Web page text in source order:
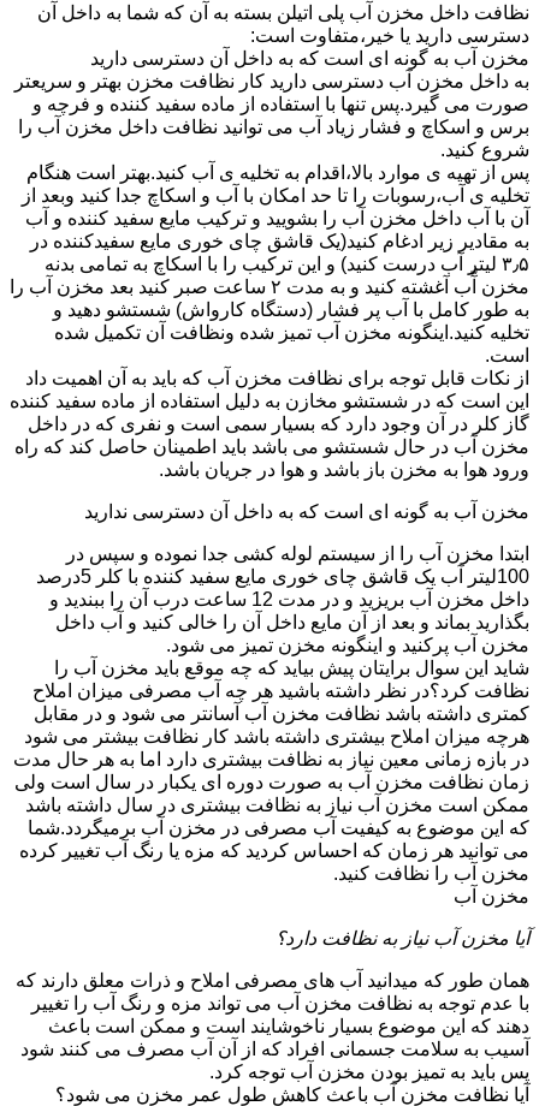
نظافت داخل مخزن آب پلی اتیلن بسته به آن که شما به داخل آن
دسترسی دارید یا خیر،متفاوت است:
مخزن آب به گونه ای است که به داخل آن دسترسی دارید
به داخل مخزن آب دسترسی دارید کار نظافت مخزن بهتر و سریعتر
صورت می گیرد.پس تنها با استفاده از ماده سفید کننده و فرچه و
برس و اسکاچ و فشار زیاد آب می توانید نظافت داخل مخزن آب را
شروع کنید.
پس از تهیه ی موارد بالا،اقدام به تخلیه ی آب کنید.بهتر است هنگام
تخلیه ی آب،رسوبات را تا حد امکان با آب و اسکاچ جدا کنید وبعد از
آن با آب داخل مخزن آب را بشویید و ترکیب مایع سفید کننده و آب
به مقادیر زیر ادغام کنید(یک قاشق چای خوری مایع سفیدکننده در
۳٫۵ لیتر آب درست کنید) و این ترکیب را با اسکاچ به تمامی بدنه
مخزن آّب آغشته کنید و به مدت ۲ ساعت صبر کنید بعد مخزن آب را
به طور کامل با آب پر فشار (دستگاه کارواش) شستشو دهید و
تخلیه کنید.اینگونه مخزن آب تمیز شده ونظافت آن تکمیل شده
است.
از نکات قابل توجه برای نظافت مخزن آب که باید به آن اهمیت داد
این است که در شستشو مخازن به دلیل استفاده از ماده سفید کننده
گاز کلر در آن وجود دارد که بسیار سمی است و نفری که در داخل
مخزن آب در حال شستشو می باشد باید اطمینان حاصل کند که راه
ورود هوا به مخزن باز باشد و هوا در جریان باشد.
مخزن آب به گونه ای است که به داخل آن دسترسی ندارید
ابتدا مخزن آب را از سیستم لوله کشی جدا نموده و سپس در
100لیتر آب یک قاشق چای خوری مایع سفید کننده با کلر 5درصد
داخل مخزن آب بریزید و در مدت 12 ساعت درب آن را ببندید و
بگذارید بماند و بعد از آن مایع داخل آن را خالی کنید و آب داخل
مخزن آب پرکنید و اینگونه مخزن تمیز می شود.
شاید این سوال برایتان پیش بیاید که چه موقع باید مخزن آب را
نظافت کرد؟در نظر داشته باشید هر چه آب مصرفی میزان املاح
کمتری داشته باشد نظافت مخزن آب آسانتر می شود و در مقابل
هرچه میزان املاح بیشتری داشته باشد کار نظافت بیشتر می شود
در بازه زمانی معین نیاز به نظافت بیشتری دارد اما به هر حال مدت
زمان نظافت مخزن آب به صورت دوره ای یکبار در سال است ولی
ممکن است مخزن آب نیاز به نظافت بیشتری در سال داشته باشد
که این موضوع به کیفیت آب مصرفی در مخزن آب برمیگردد.شما
می توانید هر زمان که احساس کردید که مزه یا رنگ آب تغییر کرده
مخزن آب را نظافت کنید.
مخزن آب
آیا مخزن آب نیاز به نظافت دارد؟
همان طور که میدانید آب های مصرفی املاح و ذرات معلق دارند که
با عدم توجه به نظافت مخزن آب می تواند مزه و رنگ آب را تغییر
دهند که این موضوع بسیار ناخوشایند است و ممکن است باعث
آسیب به سلامت جسمانی افراد که از آن آب مصرف می کنند شود
پس باید به تمیز بودن مخزن آب توجه کرد.
آیا نظافت مخزن آب باعث کاهش طول عمر مخزن می شود؟